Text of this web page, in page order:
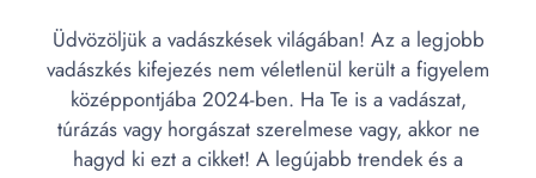
Üdvözöljük a vadászkések világában! Az a legjobb
vadászkés kifejezés nem véletlenül került a figyelem
középpontjába 2024-ben. Ha Te is a vadászat,
túrázás vagy horgászat szerelmese vagy, akkor ne
hagyd ki ezt a cikket! A legújabb trendek és a